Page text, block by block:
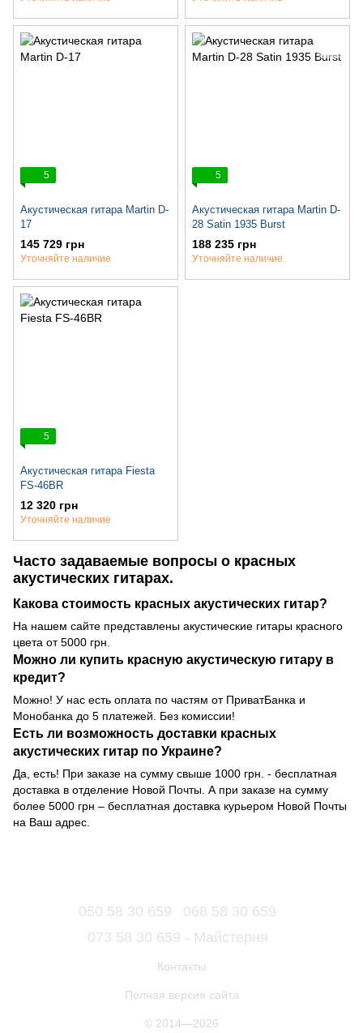
5
Акустическая гитара Martin D-
17
145 729 грн
Уточняйте наличие
5
Акустическая гитара Martin D-
28 Satin 1935 Burst
188 235 грн
Уточняйте наличие
5
Акустическая гитара Fiesta
FS-46BR
12 320 грн
Уточняйте наличие
Часто задаваемые вопросы о красных
акустических гитарах.
Какова стоимость красных акустических гитар?
На нашем сайте представлены акустические гитары красного
цвета от 5000 грн.
Можно ли купить красную акустическую гитару в
кредит?
Можно! У нас есть оплата по частям от ПриватБанка и
Монобанка до 5 платежей. Без комиссии!
Есть ли возможность доставки красных
акустических гитар по Украине?
Да, есть! При заказе на сумму свыше 1000 грн. - бесплатная
доставка в отделение Новой Почты. А при заказе на сумму
более 5000 грн – бесплатная доставка курьером Новой Почты
на Ваш адрес.
050 58 30 659
068 58 30 659
073 58 30 659 - Майстерня
Контакты
Полная версия сайта
© 2014—2026